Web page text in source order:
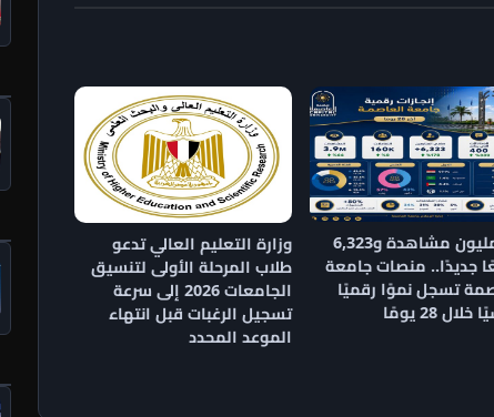
3.9 مليون مشاهدة و6,323
جديدًا.. منصات جامعة
تسجل نموًا رقميًا
28 يومًا
وزارة التعليم العالي تدعو
طلاب المرحلة الأولى لتنسيق
الجامعات 2026 إلى سرعة
تسجيل الرغبات قبل انتهاء
الموعد المحدد